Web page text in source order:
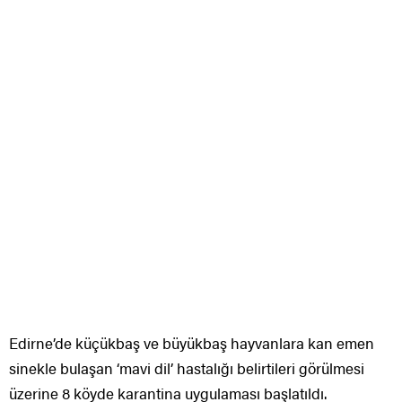
Edirne’de küçükbaş ve büyükbaş hayvanlara kan emen
sinekle bulaşan ‘mavi dil’ hastalığı belirtileri görülmesi
üzerine 8 köyde karantina uygulaması başlatıldı.